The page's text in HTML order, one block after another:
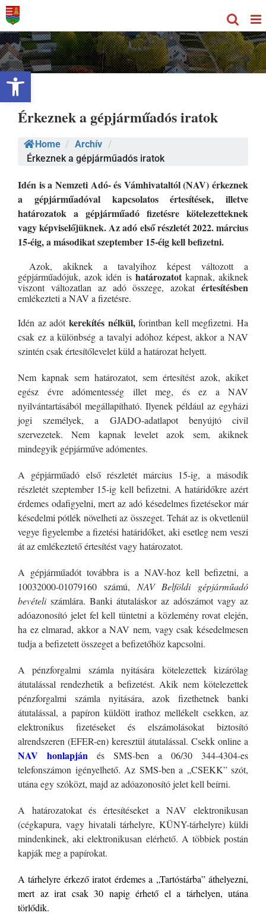
Eszköztár megnyitása
Kihagyás
Érkeznek a gépjárműadós iratok
Home / Archív /
Érkeznek a gépjárműadós iratok
Idén is a Nemzeti Adó- és Vámhivataltól (NAV) érkeznek
a gépjárműadóval kapcsolatos értesítések, illetve
határozatok a gépjárműadó fizetésre kötelezetteknek
vagy képviselőjüknek. Az adó első részletét 2022. március
15-éig, a másodikat szeptember 15-éig kell befizetni.
Azok, akiknek a tavalyihoz képest változott a
gépjárműadójuk, azok idén is határozatotkapnak, akiknek
viszont változatlan az adó összege, azokat értesítésben
emlékezteti a NAV a fizetésre.
Idén az adót kerekítés nélkül,forintban kell megfizetni. Ha
csak ez a különbség a tavalyi adóhoz képest, akkor a NAV
szintén csak értesítőlevelet küld a határozat helyett.
Nem kapnak sem határozatot, sem értesítést azok, akiket
egész évre adómentesség illet meg, és ez a NAV
nyilvántartásából megállapítható. Ilyenek például az egyházi
jogi személyek, a GJADO-adatlapot benyújtó civil
szervezetek. Nem kapnak levelet azok sem, akiknek
mindegyik gépjárműve adómentes.
A gépjárműadó első részletét március 15-ig, a második
részletét szeptember 15-ig kell befizetni. A határidőkre azért
érdemes odafigyelni, mert az adó késedelmes fizetésekor már
késedelmi pótlék növelheti az összeget. Tehát az is okvetlenül
vegye figyelembe a fizetési határidőket, aki esetleg nem veszi
át az emlékeztető értesítést vagy határozatot.
A gépjárműadót továbbra is a NAV-hoz kell befizetni, a
10032000-01079160 számú,
NAV Belföldi gépjárműadó
bevételiszámlára. Banki átutaláskor az adószámot vagy az
adóazonosító jelet fel kell tüntetni a közlemény rovat elején,
ha ez elmarad, akkor a NAV nem, vagy csak késedelmesen
tudja a befizetett összeget a befizetőhöz kapcsolni.
A pénzforgalmi számla nyitására kötelezettek kizárólag
átutalással rendezhetik a befizetést. Akik nem kötelezettek
pénzforgalmi számla nyitására, azok fizethetnek banki
átutalással, a papíron küldött irathoz mellékelt csekken, az
elektronikus fizetéseket és elszámolásokat biztosító
alrendszeren (EFER-en) keresztül átutalással. Csekk online a
NAV honlapján és SMS-ben a 06/30 344-4304-es
telefonszámon igényelhető. Az SMS-ben a „CSEKK” szót,
utána egy szóközt, majd az adóazonosító jelet kell beírni.
A határozatokat és értesítéseket a NAV elektronikusan
(cégkapura, vagy hivatali tárhelyre, KÜNY-tárhelyre) küldi
mindenkinek, aki elektronikusan elérhető. A többiek postán
kapják meg a papírokat.
A tárhelyre érkező iratot érdemes a „Tartóstárba” áthelyezni,
mert az irat csak 30 napig érhető el a tárhelyen, utána
törlődik.